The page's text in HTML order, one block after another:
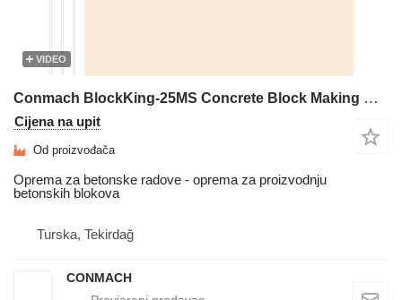
VIDEO
Conmach BlockKing-25MS Concrete Block Making Machine -10.000 units/shift
Cijena na upit
Od proizvođača
Oprema za betonske radove - oprema za proizvodnju
betonskih blokova
Turska, Tekirdağ
CONMACH